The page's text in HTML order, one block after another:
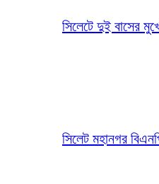
সিলেটে দুই বাসের
সিলেট মহানগর